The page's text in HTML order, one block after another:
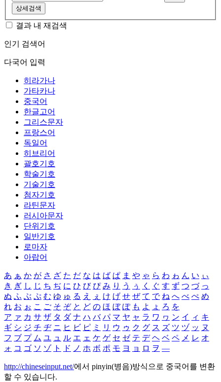
상세검색
결과 내 재검색
인기 검색어
다국어 입력
히라가나
가타카나
중국어
한글고어
그리스문자
프랑스어
독일어
히브리어
괄호기호
학술기호
기술기호
첨자기호
라틴문자
러시아문자
단위기호
일반기호
로마자
아랍어
あ ぁ か が さ ざ た だ な は ば ぱ ま や ゃ ら わ ゎ ん い ぃ
き ぎ し じ ち ぢ に ひ び ぴ み り う ぅ く ぐ す ず つ づ っ
ぬ ふ ぶ ぷ む ゆ ゅ る え ぇ け げ せ ぜ て で ね へ べ ぺ め
れ お ぉ こ ご そ ぞ と ど の ほ ぼ ぽ も よ ょ ろ を
ア ァ カ サ ザ タ ダ ナ ハ バ パ マ ヤ ャ ラ ワ ヮ ン イ ィ キ
ギ シ ジ チ ヂ ニ ヒ ビ ピ ミ リ ウ ゥ ク グ ス ズ ツ ヅ ッ ヌ
フ ブ プ ム ユ ュ ル エ ェ ケ ゲ セ ゼ テ デ ヘ ベ ペ メ レ オ
ォ コ ゴ ソ ゾ ト ド ノ ホ ボ ポ モ ヨ ョ ロ ヲ ―
http://chineseinput.net/에서 pinyin(병음)방식으로 중국어를 변환
할 수 있습니다.